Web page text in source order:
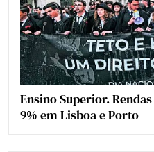
Ensino Superior.
9% em Lisboa e Porto